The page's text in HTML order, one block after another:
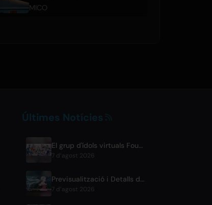
MICO
Últimes Notícies
El grup d'ídols virtuals FouRTe Project fa el seu debut amb l'àlbum 'ALL IN' produït per ☆Taku Takahashi de m-flo
7 d’agost 2026
Previsualització i Detalls de Difusió de l'Episodi 6 de BLACK TORCH
7 d’agost 2026